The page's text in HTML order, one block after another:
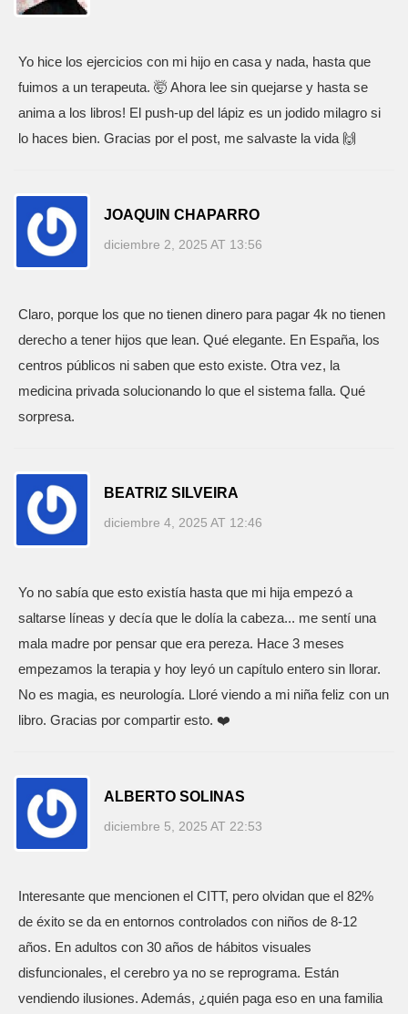
Yo hice los ejercicios con mi hijo en casa y nada, hasta que
fuimos a un terapeuta. 🤯 Ahora lee sin quejarse y hasta se
anima a los libros! El push-up del lápiz es un jodido milagro si
lo haces bien. Gracias por el post, me salvaste la vida 🙌
JOAQUIN CHAPARRO
diciembre 2, 2025 AT 13:56
Claro, porque los que no tienen dinero para pagar 4k no tienen
derecho a tener hijos que lean. Qué elegante. En España, los
centros públicos ni saben que esto existe. Otra vez, la
medicina privada solucionando lo que el sistema falla. Qué
sorpresa.
BEATRIZ SILVEIRA
diciembre 4, 2025 AT 12:46
Yo no sabía que esto existía hasta que mi hija empezó a
saltarse líneas y decía que le dolía la cabeza... me sentí una
mala madre por pensar que era pereza. Hace 3 meses
empezamos la terapia y hoy leyó un capítulo entero sin llorar.
No es magia, es neurología. Lloré viendo a mi niña feliz con un
libro. Gracias por compartir esto. ❤️
ALBERTO SOLINAS
diciembre 5, 2025 AT 22:53
Interesante que mencionen el CITT, pero olvidan que el 82%
de éxito se da en entornos controlados con niños de 8-12
años. En adultos con 30 años de hábitos visuales
disfuncionales, el cerebro ya no se reprograma. Están
vendiendo ilusiones. Además, ¿quién paga eso en una familia